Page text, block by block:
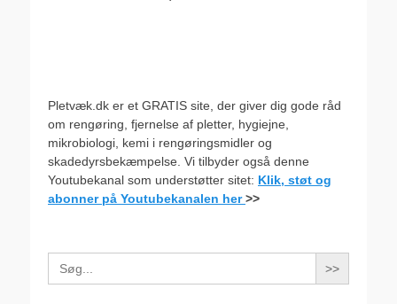
Pletvæk.dk er et GRATIS site, der giver dig gode råd
om rengøring, fjernelse af pletter, hygiejne,
mikrobiologi, kemi i rengøringsmidler og
skadedyrsbekæmpelse. Vi tilbyder også denne
Youtubekanal som understøtter sitet: Klik, støt og
abonner på Youtubekanalen her>>
Search
for: